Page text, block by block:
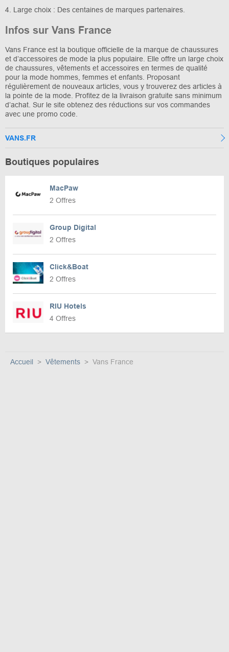
4. Large choix : Des centaines de marques partenaires.
Infos sur Vans France
Vans France est la boutique officielle de la marque de chaussures
et d’accessoires de mode la plus populaire. Elle offre un large choix
de chaussures, vêtements et accessoires en termes de qualité
pour la mode hommes, femmes et enfants. Proposant
régulièrement de nouveaux articles, vous y trouverez des articles à
la pointe de la mode. Profitez de la livraison gratuite sans minimum
d’achat. Sur le site obtenez des réductions sur vos commandes
avec une promo code.
VANS.FR
Boutiques populaires
MacPaw
2 Offres
Group Digital
2 Offres
Click&Boat
2 Offres
RIU Hotels
4 Offres
Accueil Vêtements Vans France